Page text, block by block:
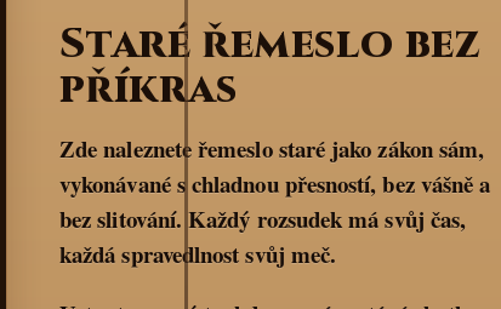
Staré řemeslo bez
příkras
Zde naleznete řemeslo staré jako zákon sám,
vykonávané s chladnou přesností, bez vášně a
bez slitování. Každý rozsudek má svůj čas,
každá spravedlnost svůj meč.